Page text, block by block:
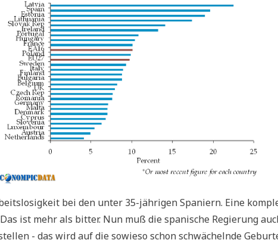
bei den unter 35-jäh­ri­gen Spa­ni­ern. Eine
ist mehr als bit­ter. Nun muß die spa­ni­sche Regie­rung
- das wird auf die sowie­so schon schwä­cheln­de